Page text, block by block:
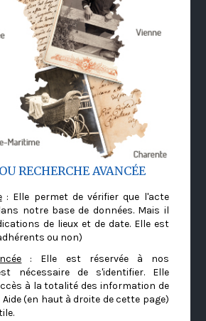
RECHERCHE AVANCÉE
: Elle permet de vérifier que l'acte
notre base de données. Mais il
de lieux et de date. Elle est
ou non)
: Elle est réservée à nos
nécessaire de s'identifier. Elle
à la totalité des information de
(en haut à droite de cette page)